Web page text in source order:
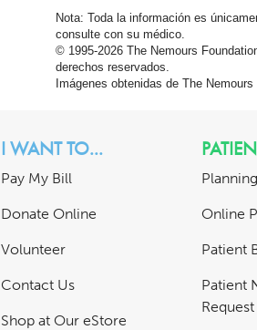
Nota: Toda la información es
consulte con su médico.
© 1995-2026 The Nemours
derechos reservados.
Imágenes obtenidas de The
I WANT TO...
Pay My Bill
Donate Online
Volunteer
Contact Us
Shop at Our eStore
Online
Patient
Patient